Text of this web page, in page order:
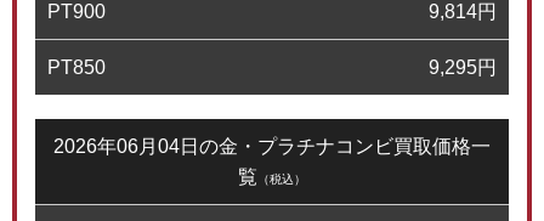
PT900 9,814円
PT850 9,295円
2026年06月04日の金・プラチナコンビ買取価格一
覧 （税込）